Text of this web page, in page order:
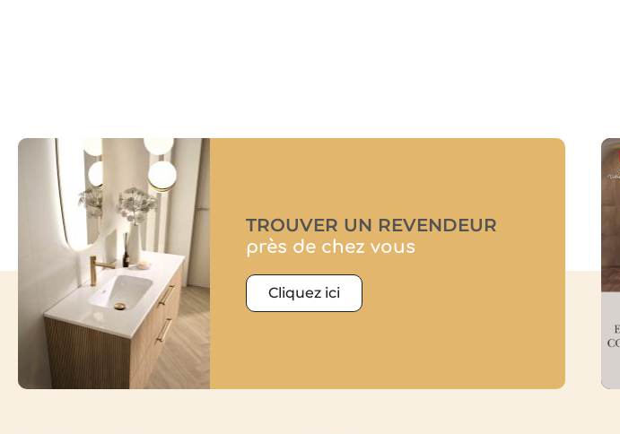
TROUVER UN REVENDEUR
près de chez vous
Cliquez ici